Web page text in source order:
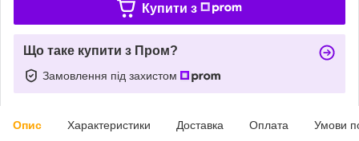
Купити з
Що таке купити з Пром?
Замовлення під захистом
Опис Характеристики Доставка Оплата Умови